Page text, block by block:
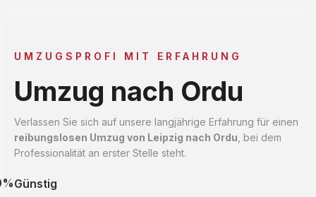
UMZUGSPROFI MIT ERFAHRUNG
Umzug nach Ordu
Verlassen Sie sich auf unsere langjährige Erfahrung für einen
reibungslosen Umzug von Leipzig nach Ordu , bei dem
Professionalität an erster Stelle steht.
Günstig